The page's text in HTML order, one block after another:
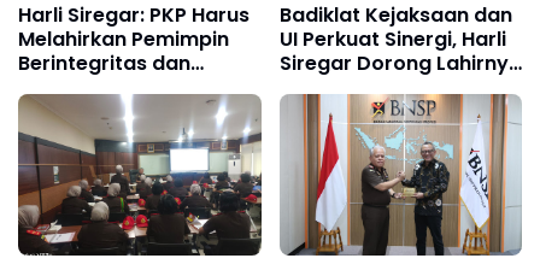
Harli Siregar: PKP Harus
Melahirkan Pemimpin
Berintegritas dan
Penggerak
Transformasi
Kejaksaan Menuju
Indonesia Emas 2045
Badiklat Kejaksaan dan
UI Perkuat Sinergi, Harli
Siregar Dorong Lahirnya
Pusat Studi Kajian
Kejaksaan